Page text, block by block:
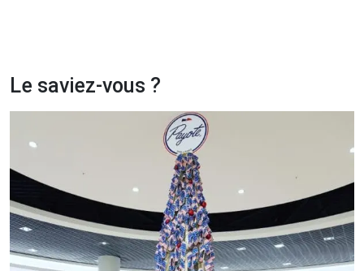
Le saviez-vous ?